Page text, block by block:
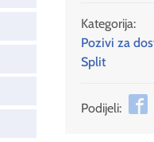
Kategorija:
Pozivi za
Split
Podijeli: